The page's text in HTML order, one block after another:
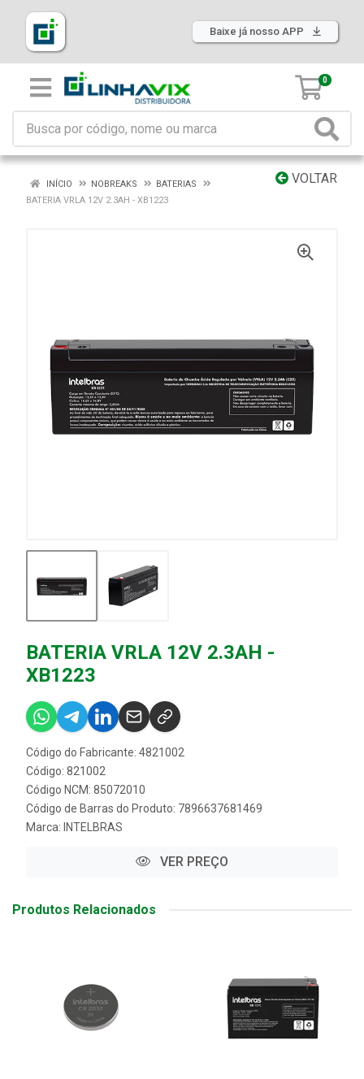
Baixe já nosso APP
0
VOLTAR
INÍCIO NOBREAKS
BATERIAS
BATERIA VRLA 12V 2.3AH - XB1223
BATERIA VRLA 12V 2.3AH -
XB1223
Código do Fabricante: 4821002
Código: 821002
Código NCM: 85072010
Código de Barras do Produto: 7896637681469
Marca: INTELBRAS
VER PREÇO
Produtos Relacionados